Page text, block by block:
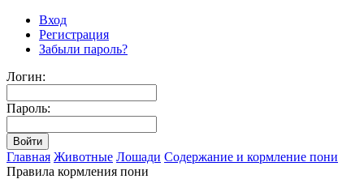
Вход
Регистрация
Забыли пароль?
Логин:
Пароль:
Главная Животные Лошади Содержание и кормление пони
Правила кормления пони